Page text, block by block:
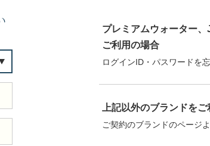
プレミアムウォーター
ご利用の場合
ログインID・パスワードを
上記以外のブランドを
ご契約のブランドのページ